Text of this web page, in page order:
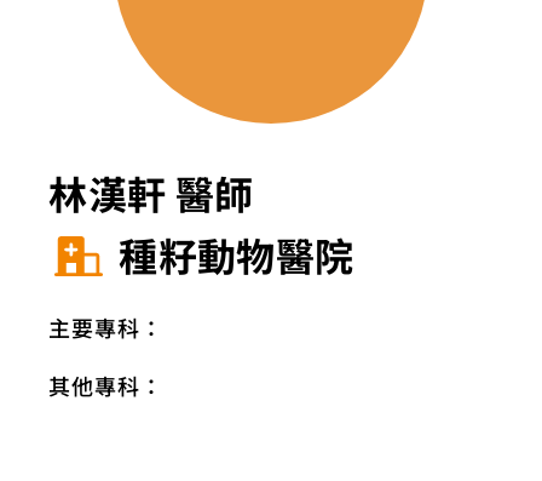
林漢軒 醫師
種籽動物醫院
主要專科：
其他專科：